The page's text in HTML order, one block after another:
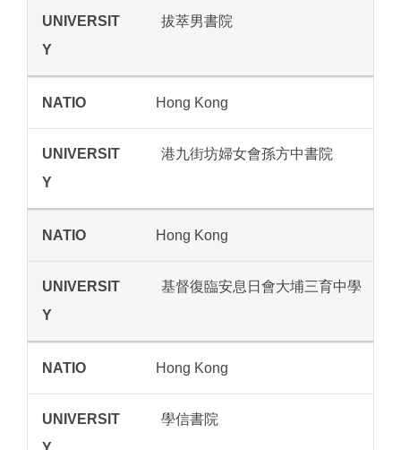
拔萃男書院
Hong Kong
港九街坊婦女會孫方中書院
Hong Kong
基督復臨安息日會大埔三育中學
Hong Kong
學信書院